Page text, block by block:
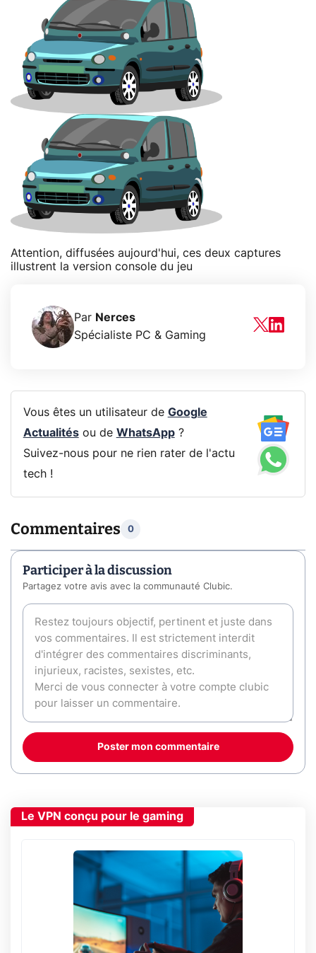
Attention, diffusées aujourd'hui, ces deux captures
illustrent la version console du jeu
Par Nerces
Spécialiste PC & Gaming
Vous êtes un utilisateur de Google
Actualitésou de WhatsApp?
Suivez-nous pour ne rien rater de l'actu
tech !
Commentaires 0
Participer à la discussion
Partagez votre avis avec la communauté Clubic.
Poster mon commentaire
Le VPN conçu pour le gaming